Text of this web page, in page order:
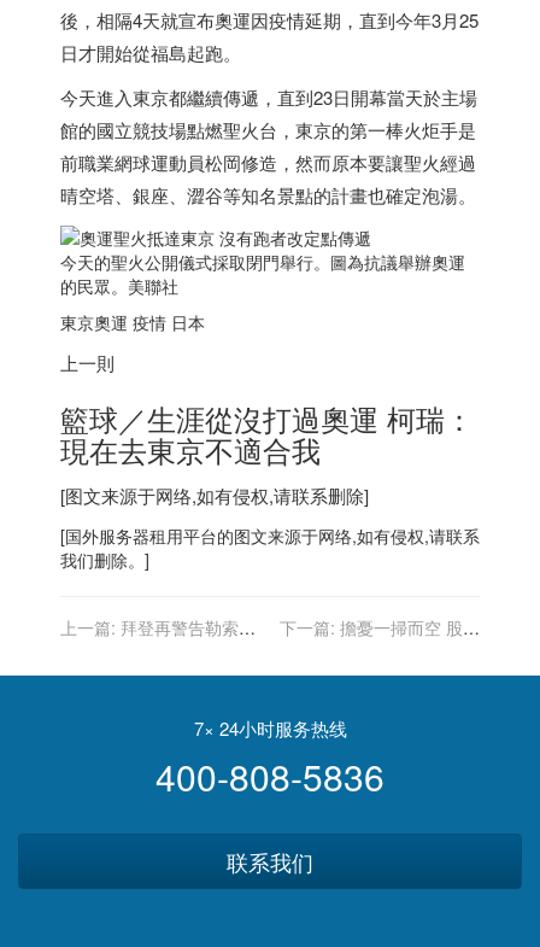
後，相隔4天就宣布奧運因疫情延期，直到今年3月25
日才開始從福島起跑。
今天進入東京都繼續傳遞，直到23日開幕當天於主場
館的國立競技場點燃聖火台，東京的第一棒火炬手是
前職業網球運動員松岡修造，然而原本要讓聖火經過
晴空塔、銀座、澀谷等知名景點的計畫也確定泡湯。
今天的聖火公開儀式採取閉門舉行。圖為抗議舉辦奧運
的民眾。美聯社
東京奧運 疫情 日本
上一則
籃球／生涯從沒打過奧運 柯瑞：
現在去東京不適合我
[图文来源于网络,如有侵权,请联系删除]
[国外服务器租用平台的图文来源于网络,如有侵权,请联系
我们删除。]
上一篇: 拜登再警告勒索軟
動
下一篇: 擔憂一掃而空 股指
7× 24小时服务热线
400-808-5836
联系我们